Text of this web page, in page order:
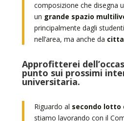
composizione che disegna
un grande spazio
principalmente dagli
nell’area, ma anche da
Approfitterei
punto sui prossimi
universitaria.
Riguardo al secondo lotto
stiamo lavorando con il